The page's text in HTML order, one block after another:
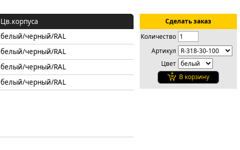
Цв.корпуса
белый/черный/RAL
белый/черный/RAL
белый/черный/RAL
белый/черный/RAL
Сделать заказ
Количество
Артикул
Цвет
В корзину